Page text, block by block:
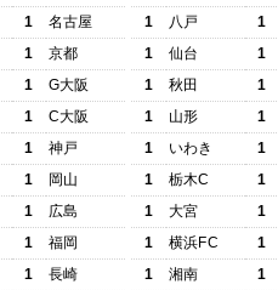
1
名古屋
1
京都
1
G大阪
1
C大阪
1
神戸
1
岡山
1
広島
1
福岡
1 長崎
1
八戸
1
1
仙台
1
1
秋田
1
1
山形
1
1
いわき
1
1
栃木C
1
1
大宮
1
1
横浜FC
1
1
湘南 1